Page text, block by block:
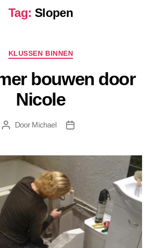
Tag: Slopen
Categorieën
KLUSSEN BINNEN
bouwen door
Nicole
Berichtauteur
Door Michael Berichtdatum